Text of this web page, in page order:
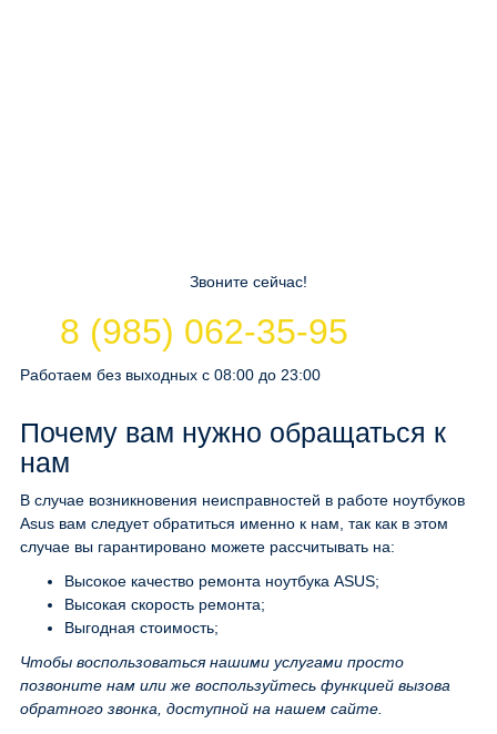
Звоните сейчас!
8 (985) 062-35-95
Работаем без выходных с 08:00 до 23:00
Почему вам нужно обращаться к
нам
В случае возникновения неисправностей в работе ноутбуков
Asus вам следует обратиться именно к нам, так как в этом
случае вы гарантировано можете рассчитывать на:
Высокое качество ремонта ноутбука ASUS;
Высокая скорость ремонта;
Выгодная стоимость;
Чтобы воспользоваться нашими услугами просто
позвоните нам или же воспользуйтесь функцией вызова
обратного звонка, доступной на нашем сайте.